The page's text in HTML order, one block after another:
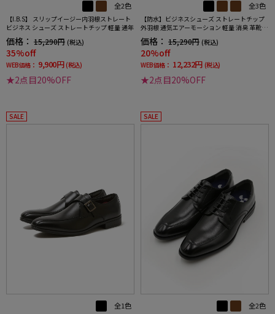
全2色
【I.B.S】 スリップイージー内羽根ストレート
ビジネス シューズ ストレートチップ 軽量 通年
価格： 15,290円 (税込)
35%off
WEB価格： 9,900円 (税込)
★2点目20%OFF
全3色
【防水】ビジネスシューズ ストレートチップ
外羽根 通気エアーモーション 軽量 消臭 革靴
リッケンバッカー 通年
価格： 15,290円 (税込)
20%off
WEB価格： 12,232円 (税込)
★2点目20%OFF
SALE
全1色
SALE
全2色